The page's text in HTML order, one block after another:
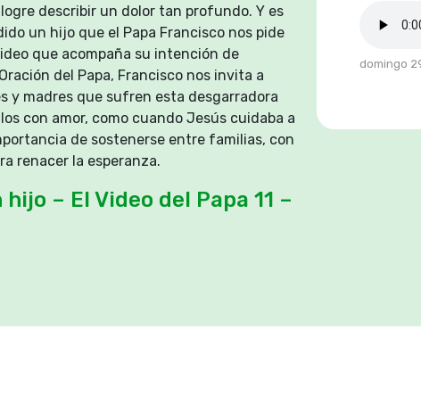
describir un dolor tan profundo. Y es
un hijo que el Papa Francisco nos pide
que acompaña su intención de
del Papa, Francisco nos invita a
y madres que sufren esta desgarradora
con amor, como cuando Jesús cuidaba a
de sostenerse entre familias, con
renacer la esperanza.
– El Video del Papa 11 –
domingo